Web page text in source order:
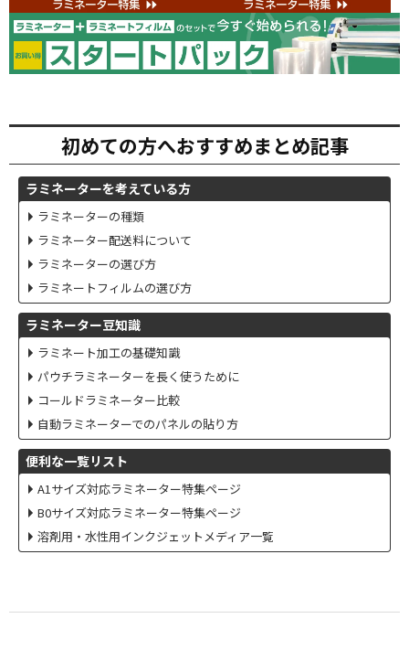
初めての方へおすすめまとめ記事
ラミネーターを考えている方
ラミネーターの種類
ラミネーター配送料について
ラミネーターの選び方
ラミネートフィルムの選び方
ラミネーター豆知識
ラミネート加工の基礎知識
パウチラミネーターを長く使うために
コールドラミネーター比較
自動ラミネーターでのパネルの貼り方
便利な一覧リスト
A1サイズ対応ラミネーター特集ページ
B0サイズ対応ラミネーター特集ページ
溶剤用・水性用インクジェットメディア一覧